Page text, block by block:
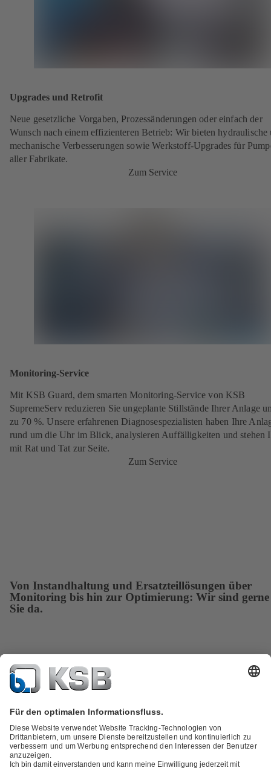
Upgrades und Retrofit
Neue gesetzliche Vorgaben, Prozessänderungen oder einfach der
Wunsch nach einem effizienteren Betrieb: Wir bieten hydraulische
mechanische Verbesserungen sowie Werkstoff-Upgrades für
aller Fabrikate.
Zum Service
Monitoring-Service
Mit KSB Guard, dem smarten Monitoring-Service von KSB
SupremeServ reduzieren Sie ungeplante Stillstände Ihrer Anlage
zu 70 %. Unsere erfahrenen Diagnosespezialisten haben Ihre
rund um die Uhr im Blick, analysieren Auffälligkeiten und stehen
mit Rat und Tat zur Seite.
Zum Service
Von Instandhaltung und Ersatzteillösungen über
Monitoring bis hin zur Optimierung: Wir sind
Sie da.